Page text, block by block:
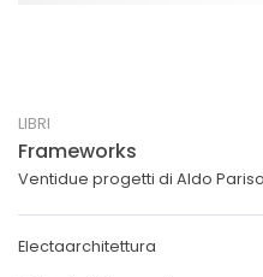
LIBRI
Frameworks
Ventidue progetti di Aldo
Electaarchitettura